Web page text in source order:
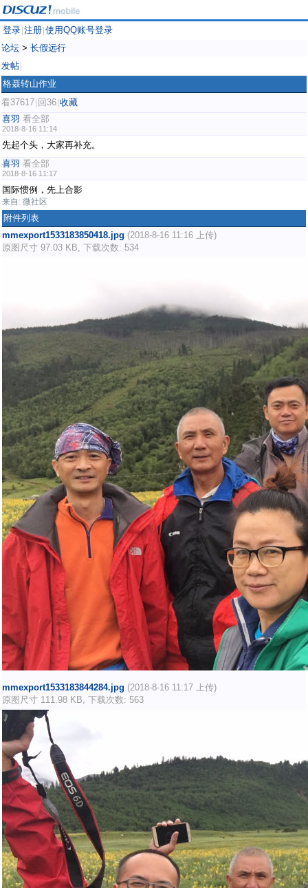
登录 注册 使用QQ账号登录
论坛 > 长假远行
发帖
格聂转山作业
看37617 回36 收藏
喜羽 看全部
2018-8-16 11:14
先起个头，大家再补充。
喜羽 看全部
2018-8-16 11:17
国际惯例，先上合影
来自: 微社区
附件列表
mmexport1533183850418.jpg (2018-8-16 11:16 上传)
原图尺寸 97.03 KB, 下载次数: 534
mmexport1533183844284.jpg (2018-8-16 11:17 上传)
原图尺寸 111.98 KB, 下载次数: 563